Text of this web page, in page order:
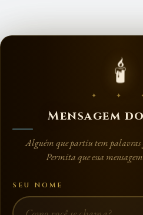
🕯️
✦ ✦
Mensagem
Alguém que partiu tem palavras
Permita que essa
SEU NOME